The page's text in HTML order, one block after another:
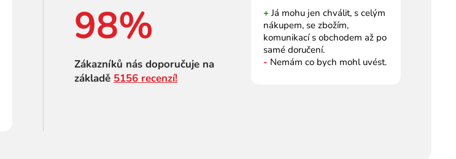
98%
Zákazníků nás doporučuje na
základě 5156 recenzí!
+Já mohu jen chválit, s celým
nákupem, se zbožím,
komunikací s obchodem až po
samé doručení.
- Nemám co bych mohl uvést.